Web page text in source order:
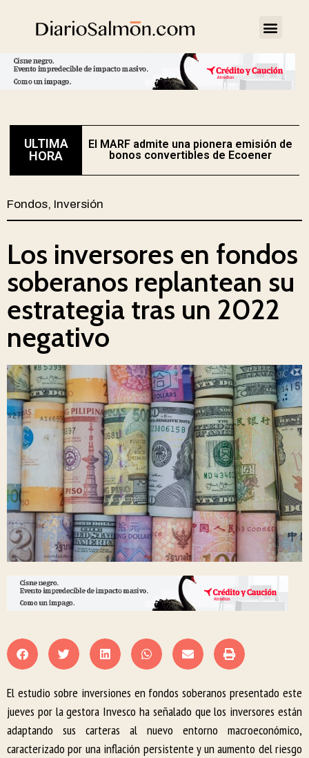
ULTIMA
HORA
El MARF admite una pionera emisión de
bonos convertibles de Ecoener
Fondos, Inversión
Los inversores en fondos
soberanos replantean su
estrategia tras un 2022
negativo
El estudio sobre inversiones en fondos soberanos presentado este
jueves por la gestora Invesco ha señalado que los inversores están
adaptando sus carteras al nuevo entorno macroeconómico,
caracterizado por una inflación persistente y un aumento del riesgo